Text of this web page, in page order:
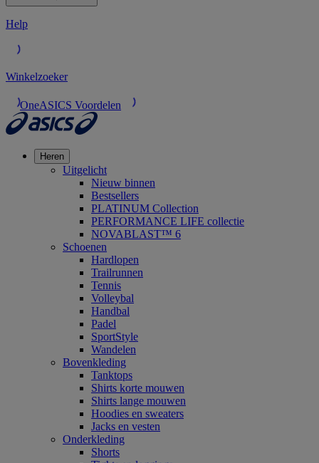
Help
Winkelzoeker
OneASICS Voordelen
Heren
Uitgelicht
Nieuw binnen
Bestsellers
PLATINUM Collection
PERFORMANCE LIFE collectie
NOVABLAST™ 6
Schoenen
Hardlopen
Trailrunnen
Tennis
Volleybal
Handbal
Padel
SportStyle
Wandelen
Bovenkleding
Tanktops
Shirts korte mouwen
Shirts lange mouwen
Hoodies en sweaters
Jacks en vesten
Onderkleding
Shorts